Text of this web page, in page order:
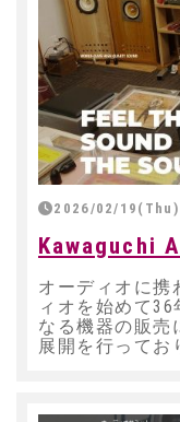
2026/02/19(Thu)
Kawaguchi
オーディオに携
ィオを始めて
なる機器の販売
展開を行ってお